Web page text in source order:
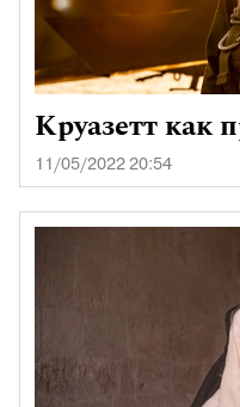
Круазетт как
11/05/2022 20:54